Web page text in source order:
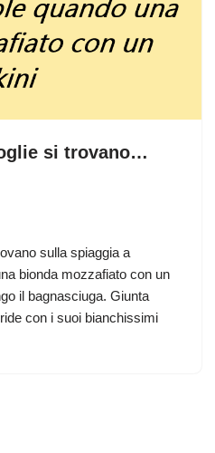
si trovano…
sulla spiaggia a
bionda mozzafiato con un
il bagnasciuga. Giunta
con i suoi bianchissimi